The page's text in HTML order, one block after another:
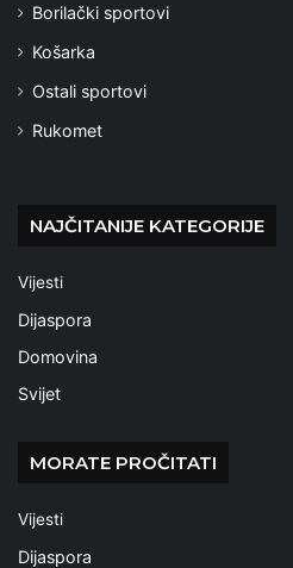
Borilački sportovi
Košarka
Ostali sportovi
Rukomet
NAJČITANIJE KATEGORIJE
Vijesti
Dijaspora
Domovina
Svijet
MORATE PROČITATI
Vijesti
Dijaspora